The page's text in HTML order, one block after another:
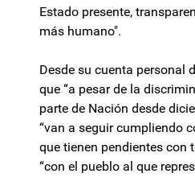
Estado presente,
más humano".
Desde su cuenta personal
que “a pesar de la
parte de Nación desde
“van a seguir cumpliendo
que tienen pendientes con
“con el pueblo al que